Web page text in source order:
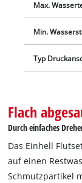
Tragegriff ist
sofort zur Stelle.
aus der 2-in-1-
Verstopfung
Max.
Min.
Typ
Flach
Durch einfaches
Das Einhell
auf einen
Schmutzpartikel